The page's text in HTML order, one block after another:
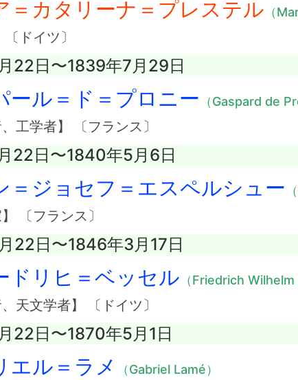
＝カタリーナ＝プレステル （
〔ドイツ〕
22日〜1839年7月29日
ール＝ド＝プロニー （Gaspard de
、工学者】 〔フランス〕
22日〜1840年5月6日
＝ジョセフ＝エスペルシュー
】 〔フランス〕
22日〜1846年3月17日
ドリヒ＝ベッセル （Friedrich Wilhelm
、天文学者】 〔ドイツ〕
22日〜1870年5月1日
エル＝ラメ （Gabriel Lamé）